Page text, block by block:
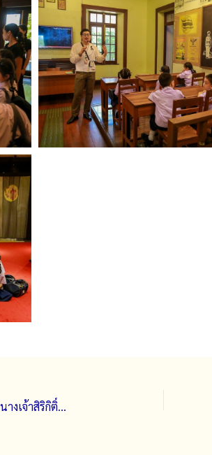
โรงเรียนจิตรลดากราบถวายบังคมพระบรมศพ สมเด็จพระนางเจ้าสิริกิติ์ พระบรมราชินีนาถ พระบรมราชชนนีพันปีหลวง